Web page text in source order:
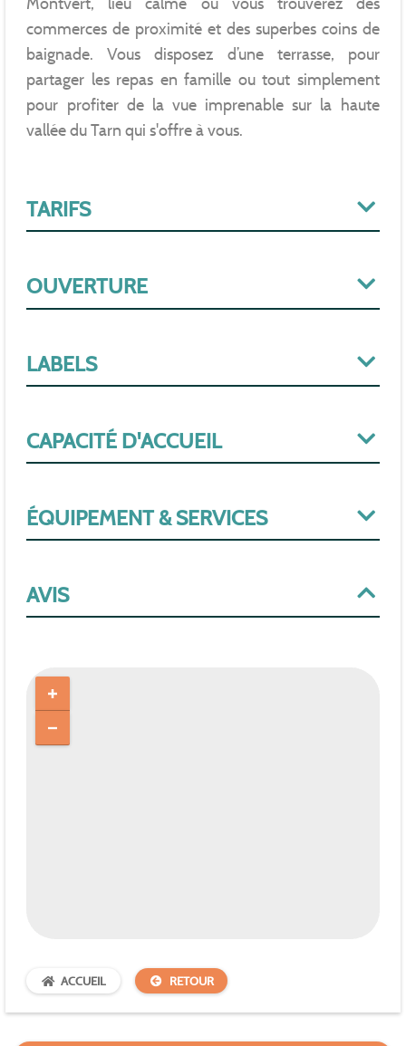
commerces de proximité et des superbes coins de
baignade. Vous disposez d’une terrasse, pour
partager les repas en famille ou tout simplement
pour profiter de la vue imprenable sur la haute
vallée du Tarn qui s'offre à vous.
TARIFS
OUVERTURE
LABELS
CAPACITÉ D'ACCUEIL
ÉQUIPEMENT & SERVICES
AVIS
ACCUEIL RETOUR